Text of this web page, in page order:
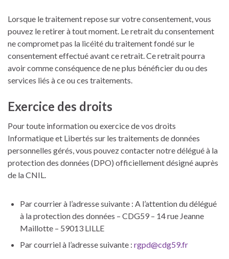
Lorsque le traitement repose sur votre consentement, vous
pouvez le retirer à tout moment. Le retrait du consentement
ne compromet pas la licéité du traitement fondé sur le
consentement effectué avant ce retrait. Ce retrait pourra
avoir comme conséquence de ne plus bénéficier du ou des
services liés à ce ou ces traitements.
Exercice des droits
Pour toute information ou exercice de vos droits
Informatique et Libertés sur les traitements de données
personnelles gérés, vous pouvez contacter notre délégué à la
protection des données (DPO) officiellement désigné auprès
de la CNIL.
Par courrier à l’adresse suivante : A l’attention du délégué
à la protection des données – CDG59 – 14 rue Jeanne
Maillotte – 59013 LILLE
Par courriel à l’adresse suivante : rgpd@cdg59.fr